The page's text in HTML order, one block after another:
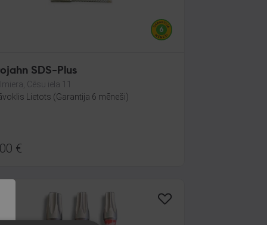
SDS-Plus
Cēsu iela 11
Lietots (Garantija 6 mēneši)
€